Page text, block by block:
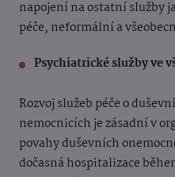
napojení na ostatní služby
péče, neformální a
Psychiatrické služby ve
Rozvoj služeb péče o
nemocnicích je zásadní v
povahy duševních
dočasná hospitalizace